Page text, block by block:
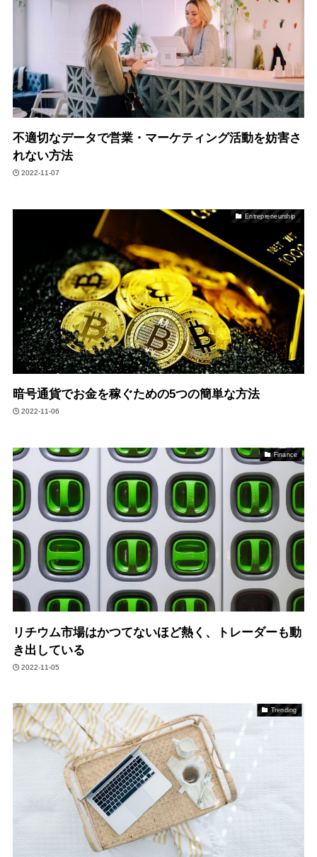
不適切なデータで営業・マーケティング活動を妨害さ
れない方法
2022-11-07
Entrepreneurship
暗号通貨でお金を稼ぐための5つの簡単な方法
2022-11-06
Finance
リチウム市場はかつてないほど熱く、トレーダーも動
き出している
2022-11-05
Trending